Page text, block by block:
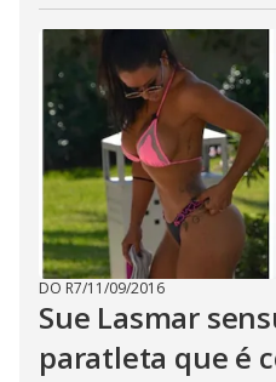
DO R7/11/09/2016
Sue Lasmar
paratleta que é